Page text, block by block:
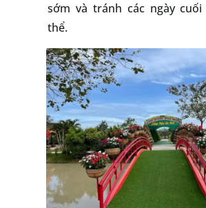
sớm và tránh các ngày
thể.